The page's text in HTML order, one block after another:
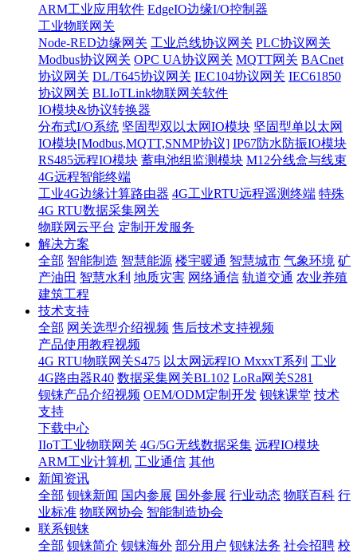
ARM工业应用软件 EdgeIO边缘I/O控制器
工业物联网关
Node-RED边缘网关 工业总线协议网关 PLC协议网关
Modbus协议网关 OPC UA协议网关 MQTT网关 BACnet
协议网关 DL/T645协议网关 IEC104协议网关 IEC61850
协议网关 BLIoTLink物联网关软件
IO模块&协议转换器
分布式I/O系统 坚固型双以太网IO模块 坚固型单以太网
IO模块[Modbus,MQTT,SNMP协议] IP67防水防振IO模块
RS485远程IO模块 蓄电池组监测模块 M12分线盒与线束
4G远程智能终端
工业4G边缘计算路由器 4G工业RTU远程遥测终端 特殊
4G RTU数据采集网关
物联网云平台 定制开发服务
解决方案
全部 智能制造 智慧能源 楼宇暖通 智慧城市 气象环境 矿
产油田 智慧水利 地质灾害 网络通信 轨道交通 农业养殖
建筑工程
技术支持
全部 网关选型介绍视频 售后技术支持视频
产品使用教程视频
4G RTU物联网关S475 以太网远程IO MxxxT系列 工业
4G路由器R40 数据采集网关BL102 LoRa网关S281
钡铼产品介绍视频 OEM/ODM定制开发 钡铼课堂 技术
支持
下载中心
IIoT工业物联网关 4G/5G无线数据采集 远程IO模块
ARM工业计算机 工业通信 其他
新闻资讯
全部 钡铼新闻 国内参展 国外参展 行业动态 物联百科 行
业标准 物联网协会 智能制造协会
联系钡铼
全部 钡铼简介 钡铼海外 部分用户 钡铼法务 社会招聘 校